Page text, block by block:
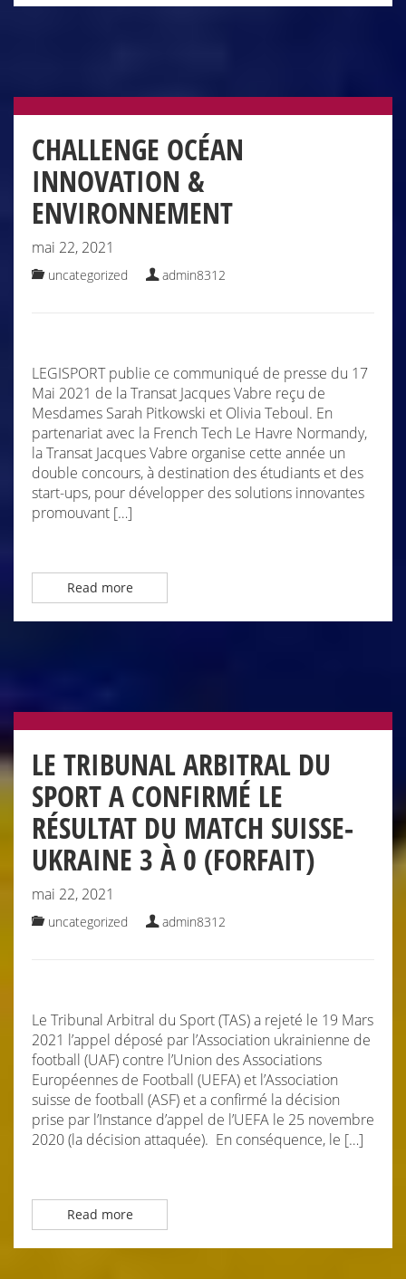
CHALLENGE OCÉAN
INNOVATION &
ENVIRONNEMENT
mai 22, 2021
uncategorized admin8312
LEGISPORT publie ce communiqué de presse du 17
Mai 2021 de la Transat Jacques Vabre reçu de
Mesdames Sarah Pitkowski et Olivia Teboul. En
partenariat avec la French Tech Le Havre Normandy,
la Transat Jacques Vabre organise cette année un
double concours, à destination des étudiants et des
start-ups, pour développer des solutions innovantes
promouvant […]
Read more
LE TRIBUNAL ARBITRAL DU
SPORT A CONFIRMÉ LE
RÉSULTAT DU MATCH SUISSE-
UKRAINE 3 À 0 (FORFAIT)
mai 22, 2021
uncategorized admin8312
Le Tribunal Arbitral du Sport (TAS) a rejeté le 19 Mars
2021 l’appel déposé par l’Association ukrainienne de
football (UAF) contre l’Union des Associations
Européennes de Football (UEFA) et l’Association
suisse de football (ASF) et a confirmé la décision
prise par l’Instance d’appel de l’UEFA le 25 novembre
2020 (la décision attaquée). En conséquence, le […]
Read more